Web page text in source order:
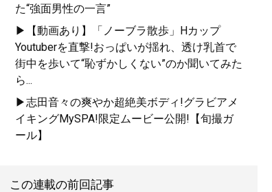
た“強面男性の一言”
▶【動画あり】「ノーブラ散歩」Hカップ
Youtuberを直撃!おっぱいが揺れ、透け乳首で
街中を歩いて“恥ずかしくない”のか聞いてみた
ら...
▶志田音々の爽やか超絶美ボディ!グラビアメ
イキングMySPA!限定ムービー公開!【旬撮ガ
ール】
この連載の前回記事